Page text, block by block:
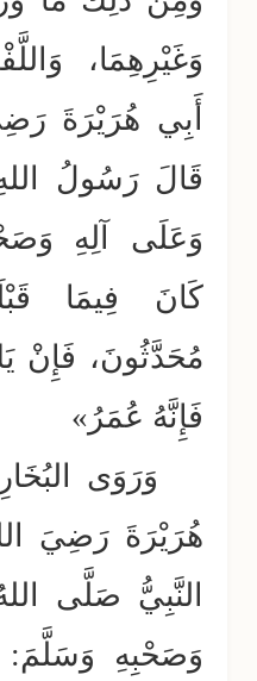
وَغَيْرِهِمَا،
أَبِي هُرَيْرَةَ
قَالَ رَسُولُ
وَعَلَى آلِهِ
كَانَ فِيمَا
مُحَدَّثُونَ، فَإِنْ
فَإِنَّهُ عُمَرُ»
وَرَوَى
هُرَيْرَةَ رَضِيَ
النَّبِيُّ صَلَّى
وَصَحْبِهِ وَسَلَّمَ: